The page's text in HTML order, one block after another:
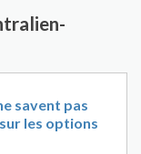
savent pas
les options